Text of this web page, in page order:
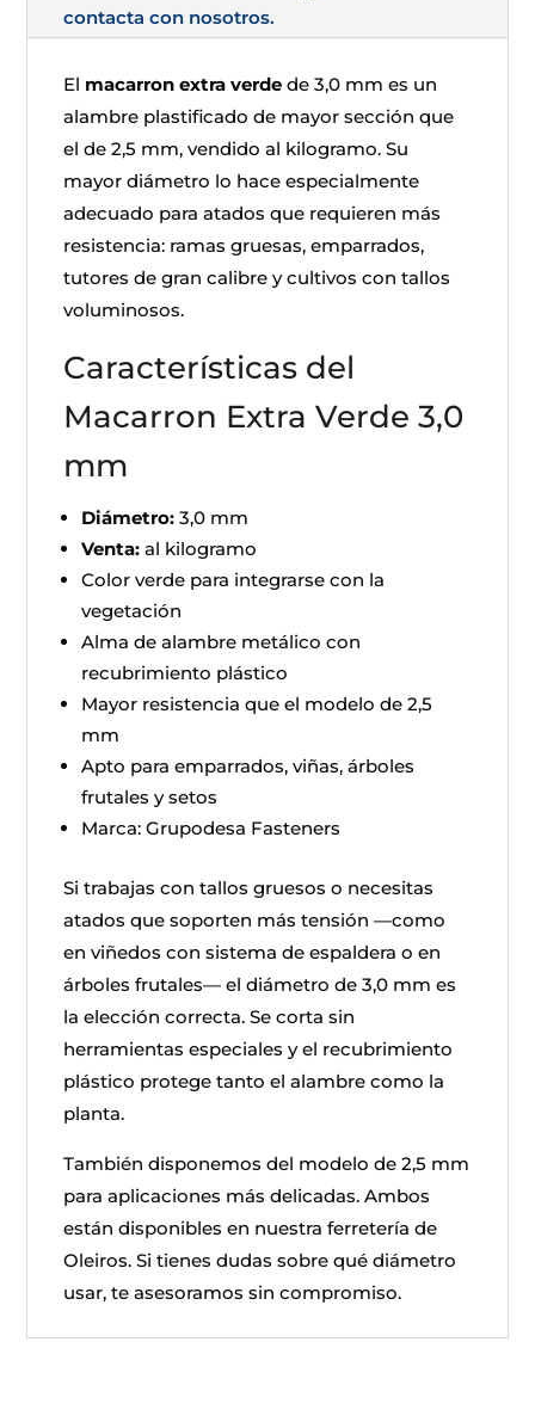
contacta con nosotros.
El macarron extra verde de 3,0 mm es un
alambre plastificado de mayor sección que
el de 2,5 mm, vendido al kilogramo. Su
mayor diámetro lo hace especialmente
adecuado para atados que requieren más
resistencia: ramas gruesas, emparrados,
tutores de gran calibre y cultivos con tallos
voluminosos.
Características del
Macarron Extra Verde 3,0
mm
Diámetro: 3,0 mm
Venta: al kilogramo
Color verde para integrarse con la
vegetación
Alma de alambre metálico con
recubrimiento plástico
Mayor resistencia que el modelo de 2,5
mm
Apto para emparrados, viñas, árboles
frutales y setos
Marca: Grupodesa Fasteners
Si trabajas con tallos gruesos o necesitas
atados que soporten más tensión —como
en viñedos con sistema de espaldera o en
árboles frutales— el diámetro de 3,0 mm es
la elección correcta. Se corta sin
herramientas especiales y el recubrimiento
plástico protege tanto el alambre como la
planta.
También disponemos del modelo de 2,5 mm
para aplicaciones más delicadas. Ambos
están disponibles en nuestra ferretería de
Oleiros. Si tienes dudas sobre qué diámetro
usar, te asesoramos sin compromiso.